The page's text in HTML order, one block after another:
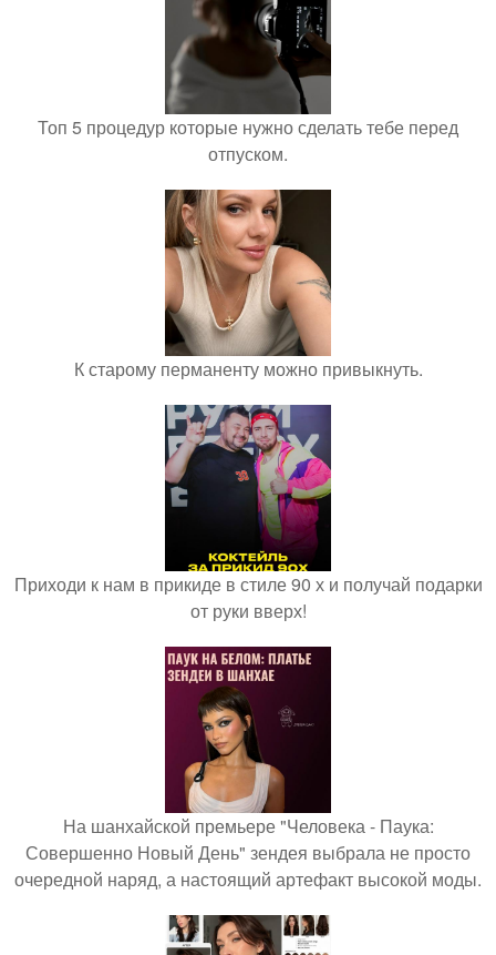
Топ 5 процедур которые нужно сделать тебе перед
отпуском.
К старому перманенту можно привыкнуть.
Приходи к нам в прикиде в стиле 90 х и получай подарки
от руки вверх!
На шанхайской премьере "Человека - Паука:
Совершенно Новый День" зендея выбрала не просто
очередной наряд, а настоящий артефакт высокой моды.